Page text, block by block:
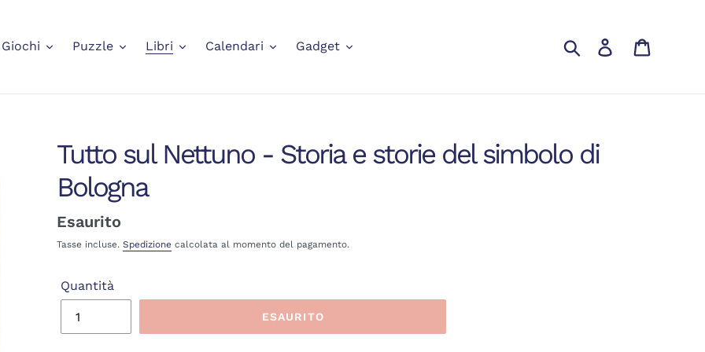
Giochi Puzzle Libri Calendari Gadget Cerca Accedi
Tutto sul Nettuno - Storia e storie del simbolo di
Bologna
Prezzo
di
Esaurito
Tasse incluse.Spedizione calcolata al momento del pagamento.
Quantità
ESAURITO